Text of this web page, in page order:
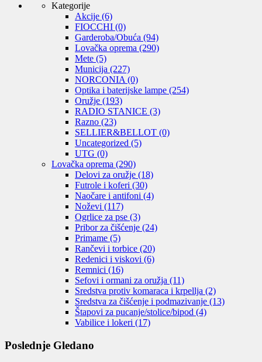
Kategorije
Akcije (6)
FIOCCHI (0)
Garderoba/Obuća (94)
Lovačka oprema (290)
Mete (5)
Municija (227)
NORCONIA (0)
Optika i baterijske lampe (254)
Oružje (193)
RADIO STANICE (3)
Razno (23)
SELLIER&BELLOT (0)
Uncategorized (5)
UTG (0)
Lovačka oprema (290)
Delovi za oružje (18)
Futrole i koferi (30)
Naočare i antifoni (4)
Noževi (117)
Ogrlice za pse (3)
Pribor za čišćenje (24)
Primame (5)
Rančevi i torbice (20)
Redenici i viskovi (6)
Remnici (16)
Sefovi i ormani za oružja (11)
Sredstva protiv komaraca i krpellja (2)
Sredstva za čišćenje i podmazivanje (13)
Štapovi za pucanje/stolice/bipod (4)
Vabilice i lokeri (17)
Poslednje Gledano